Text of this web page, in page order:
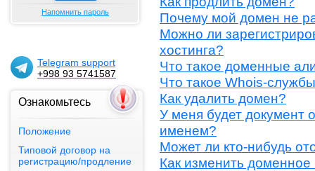
Напомнить пароль
Telegram support
+998 93 5741587
Ознакомьтесь
Положение
Типовой договор на
регистрацию/продление
Почему мой домен не
Можно ли
хостинга?
Что такое доменные
Что такое Whois-
Как удалить домен?
У меня будет документ
именем?
Может ли кто-нибудь
Как изменить